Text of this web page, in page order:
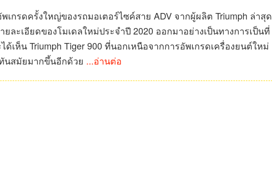
เกรดครั้งใหญ่ของรถมอเตอร์ไซค์สาย ADV จากผู้ผลิต Triumph ล่าสุด
ละเอียดของโมเดลใหม่ประจำปี 2020 ออกมาอย่างเป็นทางการเป็นที่
ด้เห็น Triumph Tiger 900 ที่นอกเหนือจากการอัพเกรดเครื่องยนต์ใหม่
นสมัยมากขึ้นอีกด้วย ...อ่านต่อ